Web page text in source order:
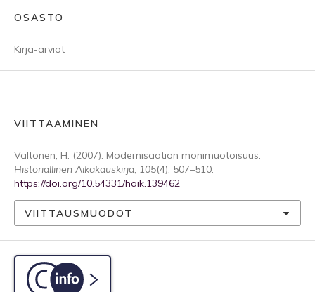
OSASTO
Kirja-arviot
VIITTAAMINEN
Valtonen, H. (2007). Modernisaation monimuotoisuus.
Historiallinen Aikakauskirja, 105(4), 507–510.
https://doi.org/10.54331/haik.139462
VIITTAUSMUODOT
C-info